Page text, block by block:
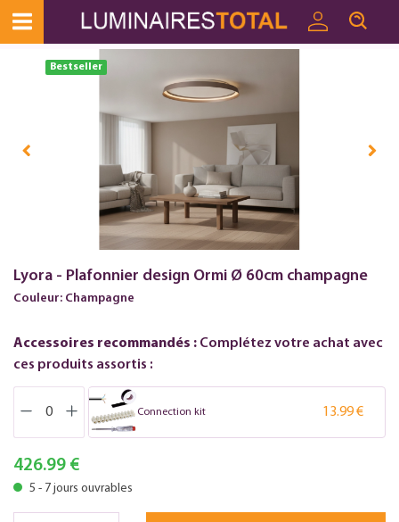
Bestseller
Lyora - Plafonnier design Ormi Ø 60cm champagne
Couleur: Champagne
Accessoires recommandés : Complétez votre achat avec
ces produits assortis :
Connection kit 13.99 €
426.99 €
5 - 7 jours ouvrables